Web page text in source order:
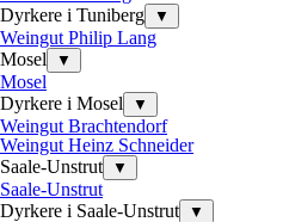
Dyrkere i Tuniberg
▼
Weingut Philip Lang
Mosel
▼
Mosel
Dyrkere i Mosel
▼
Weingut Brachtendorf
Weingut Heinz Schneider
Saale-Unstrut
▼
Saale-Unstrut
Dyrkere i Saale-Unstrut
▼